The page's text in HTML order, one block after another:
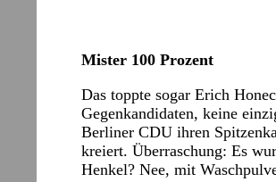
Mister 100 Prozent
Das toppte sogar Erich
Gegenkandidaten, keine
Berliner CDU ihren
kreiert. Überraschung: Es
Henkel? Nee, mit